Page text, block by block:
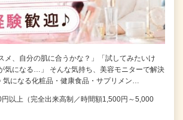
メ、自分の肌に合うかな？」「試してみたいけ
気になる…」 そんな気持ち、美容モニターで解決
気になる化粧品・健康食品・サプリメン…
以上（完全出来高制／時間額1,500円～5,000